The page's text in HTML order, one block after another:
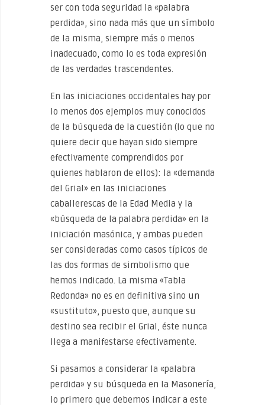
ser con toda seguridad la «palabra
perdida», sino nada más que un símbolo
de la misma, siempre más o menos
inadecuado, como lo es toda expresión
de las verdades trascendentes.
En las iniciaciones occidentales hay por
lo menos dos ejemplos muy conocidos
de la búsqueda de la cuestión (lo que no
quiere decir que hayan sido siempre
efectivamente comprendidos por
quienes hablaron de ellos): la «demanda
del Grial» en las iniciaciones
caballerescas de la Edad Media y la
«búsqueda de la palabra perdida» en la
iniciación masónica, y ambas pueden
ser consideradas como casos típicos de
las dos formas de simbolismo que
hemos indicado. La misma «Tabla
Redonda» no es en definitiva sino un
«sustituto», puesto que, aunque su
destino sea recibir el Grial, éste nunca
llega a manifestarse efectivamente.
Si pasamos a considerar la «palabra
perdida» y su búsqueda en la Masonería,
lo primero que debemos indicar a este